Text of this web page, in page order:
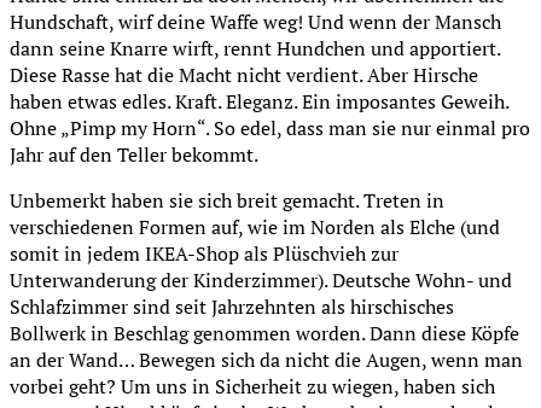
Hundschaft, wirf deine Waffe weg! Und wenn der Mansch
dann seine Knarre wirft, rennt Hundchen und apportiert.
Diese Rasse hat die Macht nicht verdient. Aber Hirsche
haben etwas edles. Kraft. Eleganz. Ein imposantes Geweih.
Ohne „Pimp my Horn“. So edel, dass man sie nur einmal pro
Jahr auf den Teller bekommt.
Unbemerkt haben sie sich breit gemacht. Treten in
verschiedenen Formen auf, wie im Norden als Elche (und
somit in jedem IKEA-Shop als Plüschvieh zur
Unterwanderung der Kinderzimmer). Deutsche Wohn- und
Schlafzimmer sind seit Jahrzehnten als hirschisches
Bollwerk in Beschlag genommen worden. Dann diese Köpfe
an der Wand… Bewegen sich da nicht die Augen, wenn man
vorbei geht? Um uns in Sicherheit zu wiegen, haben sich